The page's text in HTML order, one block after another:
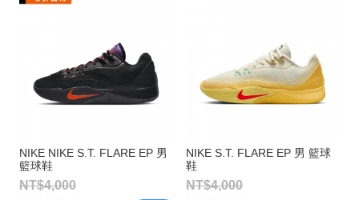
NIKE NIKE S.T. FLARE EP 男
籃球鞋
NT$4,000
NIKE S.T. FLARE EP 男 籃球
鞋
NT$4,000